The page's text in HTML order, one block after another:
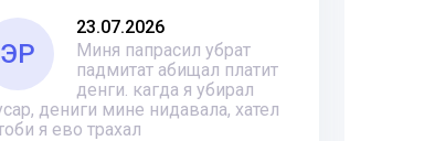
ЭР
23.07.2026
Миня папрасил убрат
падмитат абищал платит
денги. кагда я убирал
дениги мине нидавала, хател
я ево трахал